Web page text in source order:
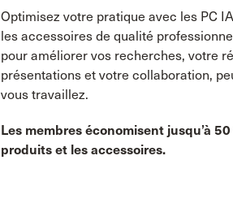
Optimisez votre pratique avec les PC
les accessoires de qualité
pour améliorer vos recherches, votre
présentations et votre collaboration,
vous travaillez.
Les membres économisent jusqu’à
produits et les accessoires.